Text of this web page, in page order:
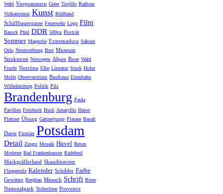
Wahl Vorpommern Geier Trujillo Radtour
Vulkanismus Kunst Bildband
Schiffbauergasse Feuerwehr Logo Film
Barock Pfeil DDR 500px Porträt
Sommer Magnolie Extremadura Saksun
Oslo Neonwerbung Brot Museum
Strukturen Norwegen Alpen Rose Wald
Frucht Norröna Elbe Literatur Stuck Holm
Molle Observatorium Bauhaus Eisenbahn
Wilhelmsburg Politik Pilz
Brandenburg Paula
Pavillon Fotobuch Buch Amaryllis Hasso
Plattner Übung Gärtnerjunge Platane Basalt
Darss Firmian Potsdam
Detail Zingst Mosaik Havel Beton
Moderne Bad Frankenhausen Radebeul
Markgräflerland Skandinavien
Fliegenpilz Kalender Schilder Farbe
Gewitter Bergbau Mensch Schrift Birne
Nationalpark Tschechien Provence